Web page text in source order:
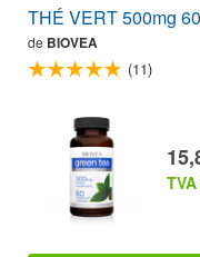
THÉ VERT 500mg
de BIOVEA
(11)